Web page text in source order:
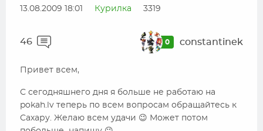
13.08.2009 18:01 Курилка 3319
46 0 constantinek
Привет всем,
С сегодняшнего дня я больше не работаю на
pokah.lv теперь по всем вопросам обращайтесь к
Сахару. Желаю всем удачи 😉 Может потом